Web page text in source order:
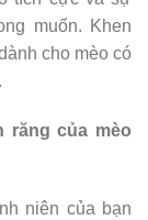
muốn. Khen
cho mèo có
răng của mèo
niên của bạn